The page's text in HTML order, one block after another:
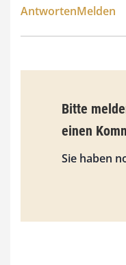
AntwortenMelden
Bitte
einen
Sie haben